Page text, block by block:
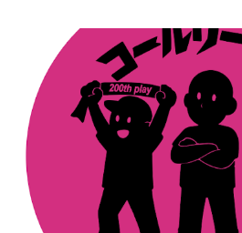
う。 ステッカーの画像をSNSでアッ
る。ふと胸が熱くなる。やってきた
との全てが、正しいものではないこ
もりだ。 だけどそれらは、決して間
とも思えて、人間的なつながりに感謝
がここまで大きくなり、そしてここか
くはずだ。 だから、続けられるだけ
れた言葉。「『継続は力なり』とか